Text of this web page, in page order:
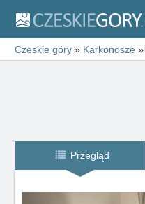
Czeskie góry » Karkonosze »
Przegląd